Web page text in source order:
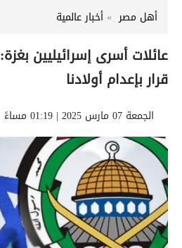
أهل مصر أخبار عالمية
عائلات أسرى إسرائيليين
قرار بإعدام أولادنا
الجمعة 07 مارس 2025 | 01:19 مساءً